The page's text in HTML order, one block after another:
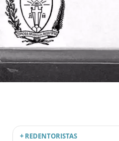
+ REDENTORISTAS